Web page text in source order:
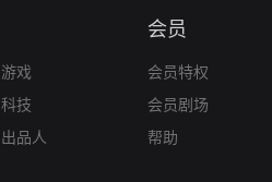
游戏
科技
出品人
会员
会员特权
会员剧场
帮助